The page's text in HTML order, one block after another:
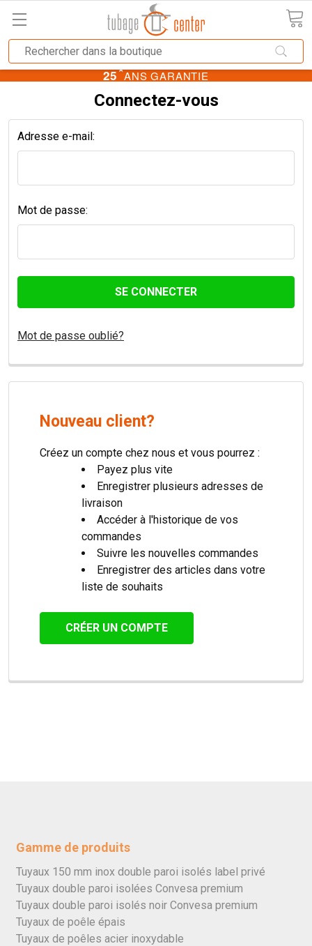
25★ANS GARANTIE
Connectez-vous
Adresse e-mail:
Mot de passe:
Mot de passe oublié?
Nouveau client?
Créez un compte chez nous et vous pourrez :
Payez plus vite
Enregistrer plusieurs adresses de
livraison
Accéder à l'historique de vos
commandes
Suivre les nouvelles commandes
Enregistrer des articles dans votre
liste de souhaits
CRÉER UN COMPTE
Gamme de produits
Tuyaux 150 mm inox double paroi isolés label privé
Tuyaux double paroi isolées Convesa premium
Tuyaux double paroi isolés noir Convesa premium
Tuyaux de poêle épais
Tuyaux de poêles acier inoxydable